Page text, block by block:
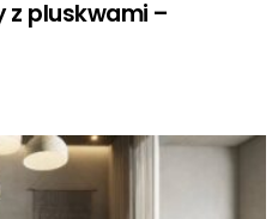
z pluskwami –